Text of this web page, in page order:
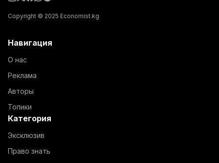
Copyright © 2025 Economist.kg
Навигация
О нас
Реклама
Авторы
Топики
Категория
Эксклюзив
Право знать